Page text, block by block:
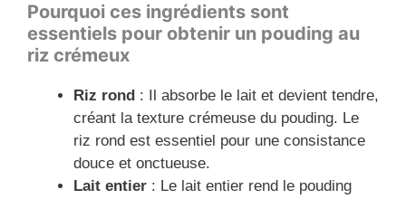
Pourquoi ces ingrédients sont
essentiels pour obtenir un pouding au
riz crémeux
Riz rond : Il absorbe le lait et devient tendre,
créant la texture crémeuse du pouding. Le
riz rond est essentiel pour une consistance
douce et onctueuse.
Lait entier : Le lait entier rend le pouding